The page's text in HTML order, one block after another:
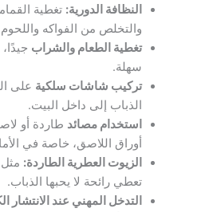
النظافة الدورية: تغطية
والتخلص من الفواكه
تغطية الطعام والشراب
سهلة.
تركيب شاشات سلكية على
الذباب إلى داخل البيت.
استخدام مصائد طاردة أو
أوراق اللاصق، خاصة في
الزيوت العطرية الطاردة: مثل
تعطي رائحة لا يحبها الذباب.
التدخل المهني عند الانتشار